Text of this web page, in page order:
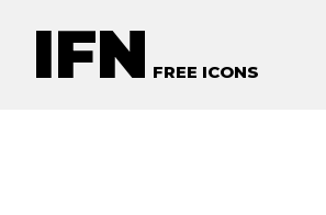
IFN FREE ICONS